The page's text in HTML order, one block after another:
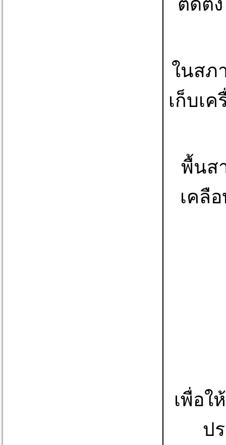
ติดตั้
ในสภ
เก็บเ
พื้นส
เคลื
เพื่อใ
ป